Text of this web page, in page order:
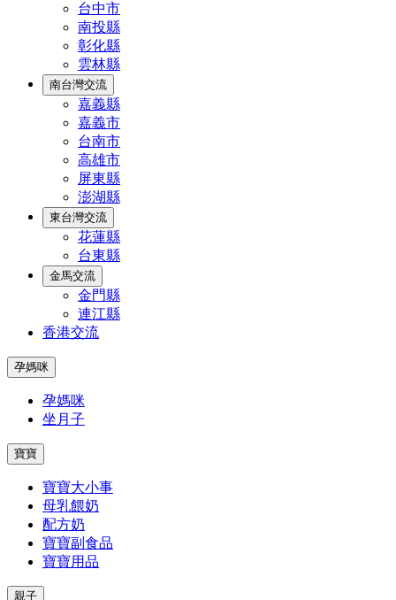
台中市
南投縣
彰化縣
雲林縣
南台灣交流
嘉義縣
嘉義市
台南市
高雄市
屏東縣
澎湖縣
東台灣交流
花蓮縣
台東縣
金馬交流
金門縣
連江縣
香港交流
孕媽咪
孕媽咪
坐月子
寶寶
寶寶大小事
母乳餵奶
配方奶
寶寶副食品
寶寶用品
親子